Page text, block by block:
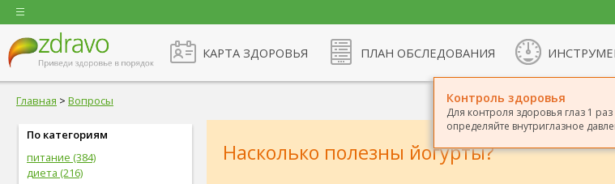
КАРТА ЗДОРОВЬЯ ПЛАН ОБСЛЕДОВАНИЯ
Контроль здоровья
Для контроля здоровья глаз 1
определяйте внутриглазное
Главная > Вопросы
По категориям
питание (384)
диета (216)
Насколько полезны йогурты?